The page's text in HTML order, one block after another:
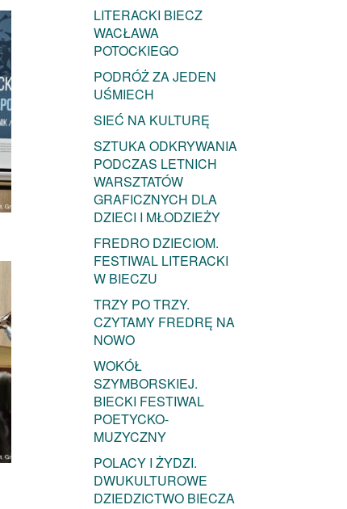
LITERACKI BIECZ
WACŁAWA
POTOCKIEGO
PODRÓŻ ZA JEDEN
UŚMIECH
SIEĆ NA KULTURĘ
SZTUKA ODKRYWANIA
PODCZAS LETNICH
WARSZTATÓW
GRAFICZNYCH DLA
DZIECI I MŁODZIEŻY
FREDRO DZIECIOM.
FESTIWAL LITERACKI
W BIECZU
TRZY PO TRZY.
CZYTAMY FREDRĘ NA
NOWO
WOKÓŁ
SZYMBORSKIEJ.
BIECKI FESTIWAL
POETYCKO-
MUZYCZNY
POLACY I ŻYDZI.
DWUKULTUROWE
DZIEDZICTWO BIECZA